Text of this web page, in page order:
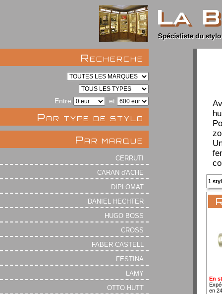
Recherche
Entre et
Par type de stylo
Par marque
CERRUTI
CARAN d'ACHE
DIPLOMAT
DANIEL HECHTER
HUGO BOSS
CROSS
FABER-CASTELL
FESTINA
LAMY
OTTO HUTT
1
En
en